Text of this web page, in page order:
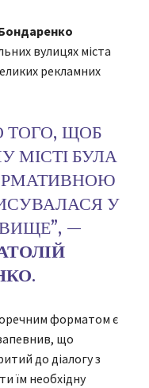
вулицях міста
рекламних
ТОГО, ЩОБ
МІСТІ БУЛА
У
—
.
форматом є
що
до діалогу з
їм необхідну